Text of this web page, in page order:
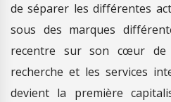
de séparer les différentes
sous des marques
recentre sur son cœur
recherche et les services
devient la première